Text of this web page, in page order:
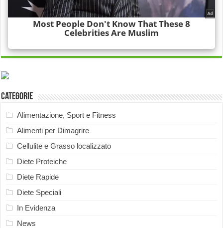
Categorie
Alimentazione, Sport e Fitness
Alimenti per Dimagrire
Cellulite e Grasso localizzato
Diete Proteiche
Diete Rapide
Diete Speciali
In Evidenza
News